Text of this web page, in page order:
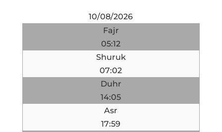
10/08/2026
Fajr
05:12
Shuruk
07:02
Duhr
14:05
Asr
17:59